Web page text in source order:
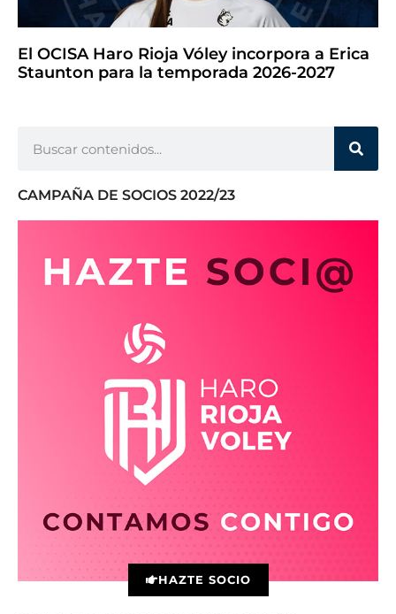
El OCISA Haro Rioja Vóley incorpora a Erica
Staunton para la temporada 2026-2027
CAMPAÑA DE SOCIOS 2022/23
HAZTE SOCIO